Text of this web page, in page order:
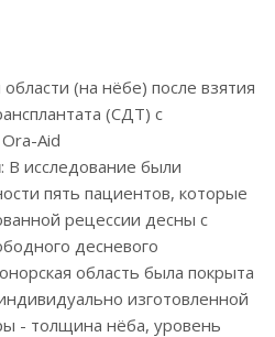
(на нёбе) после взятия
(СДТ) с
Aid
: В исследование были
пять пациентов, которые
рецессии десны с
десневого
область была покрыта
изготовленной
- толщина нёба, уровень